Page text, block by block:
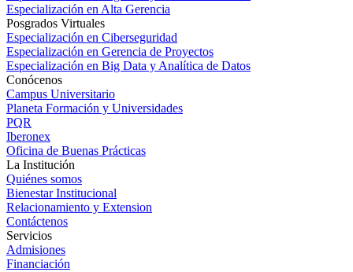
Especialización en Alta Gerencia
Posgrados Virtuales
Especialización en Ciberseguridad
Especialización en Gerencia de Proyectos
Especialización en Big Data y Analítica de Datos
Conócenos
Campus Universitario
Planeta Formación y Universidades
PQR
Iberonex
Oficina de Buenas Prácticas
La Institución
Quiénes somos
Bienestar Institucional
Relacionamiento y Extension
Contáctenos
Servicios
Admisiones
Financiación